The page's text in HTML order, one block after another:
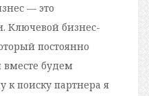
— это
Ключевой бизнес-
постоянно
будем
к поиску партнера я